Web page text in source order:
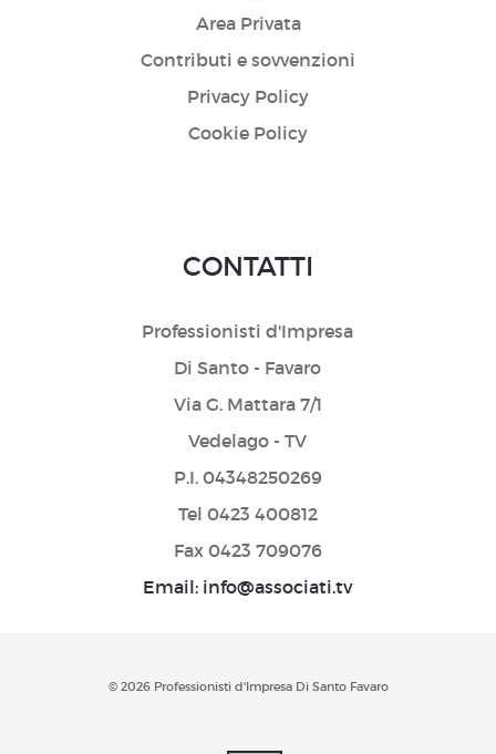
Area Privata
Contributi e sovvenzioni
Privacy Policy
Cookie Policy
CONTATTI
Professionisti d'Impresa
Di Santo - Favaro
Via G. Mattara 7/1
Vedelago - TV
P.I. 04348250269
Tel 0423 400812
Fax 0423 709076
Email: info@associati.tv
© 2026 Professionisti d'Impresa Di Santo Favaro